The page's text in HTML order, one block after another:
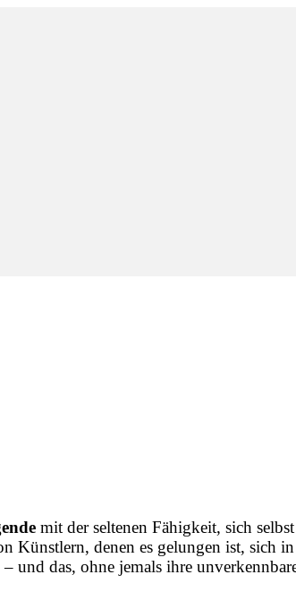
mit der seltenen Fähigkeit, sich
Künstlern, denen es gelungen ist, sich
und das, ohne jemals ihre